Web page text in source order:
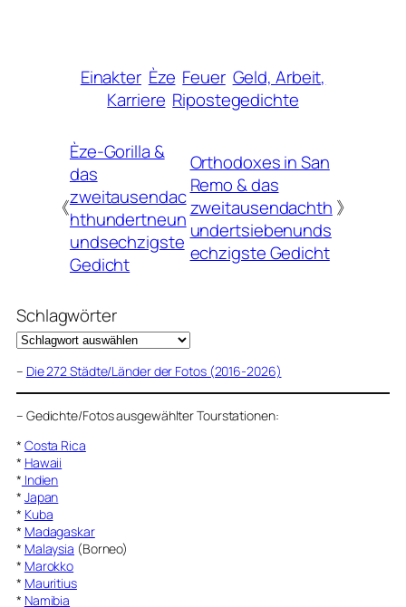
Einakter Èze Feuer Geld, Arbeit,
Karriere Ripostegedichte
《
Èze-Gorilla &
das
zweitausendac
hthundertneun
undsechzigste
Gedicht
Orthodoxes in San
Remo & das
zweitausendachth
undertsiebenunds
echzigste Gedicht
》
Schlagwörter
– Die 272 Städte/Länder der Fotos (2016-2026)
– Gedichte/Fotos ausgewählter Tourstationen:
* Costa Rica
* Hawaii
* Indien
* Japan
* Kuba
* Madagaskar
* Malaysia (Borneo)
* Marokko
* Mauritius
* Namibia